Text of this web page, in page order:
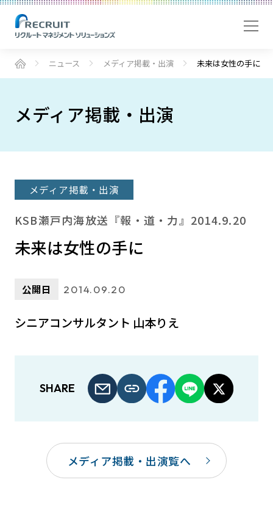
ニュース メディア掲載・出演 未来は女性の手に
メディア掲載・出演
メディア掲載・出演
KSB瀬戸内海放送『報・道・力』2014.9.20
未来は女性の手に
公開日 2014.09.20
シニアコンサルタント 山本りえ
SHARE
メディア掲載・出演覧へ